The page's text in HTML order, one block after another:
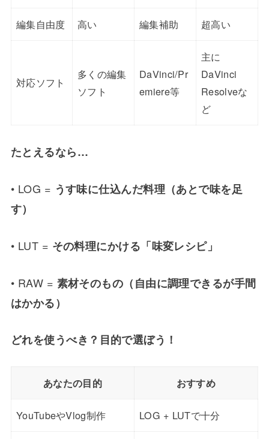
編集自由度 高い 編集補助 超高い
対応ソフト
多くの編集
ソフト
DaVinci/Pr
emiere等
主に
DaVinci
Resolveな
ど
たとえるなら…
• LOG = うす味に仕込んだ料理（あとで味を足
す）
• LUT = その料理にかける「味変レシピ」
• RAW = 素材そのもの（自由に調理できるが手間
はかかる）
どれを使うべき？目的で選ぼう！
あなたの目的 おすすめ
YouTubeやVlog制作 LOG + LUTで十分